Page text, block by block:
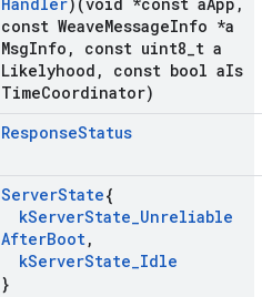
const WeaveMessageInfo *a
MsgInfo , const uint8 t a
Likelyhood , const bool aIs
TimeCoordinator)
ResponseStatus
ServerState{
kServerState_Unreliable
AfterBoot,
kServerState_Idle
}